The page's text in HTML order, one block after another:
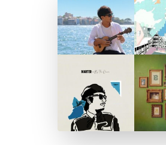
初回30日間無料お試し